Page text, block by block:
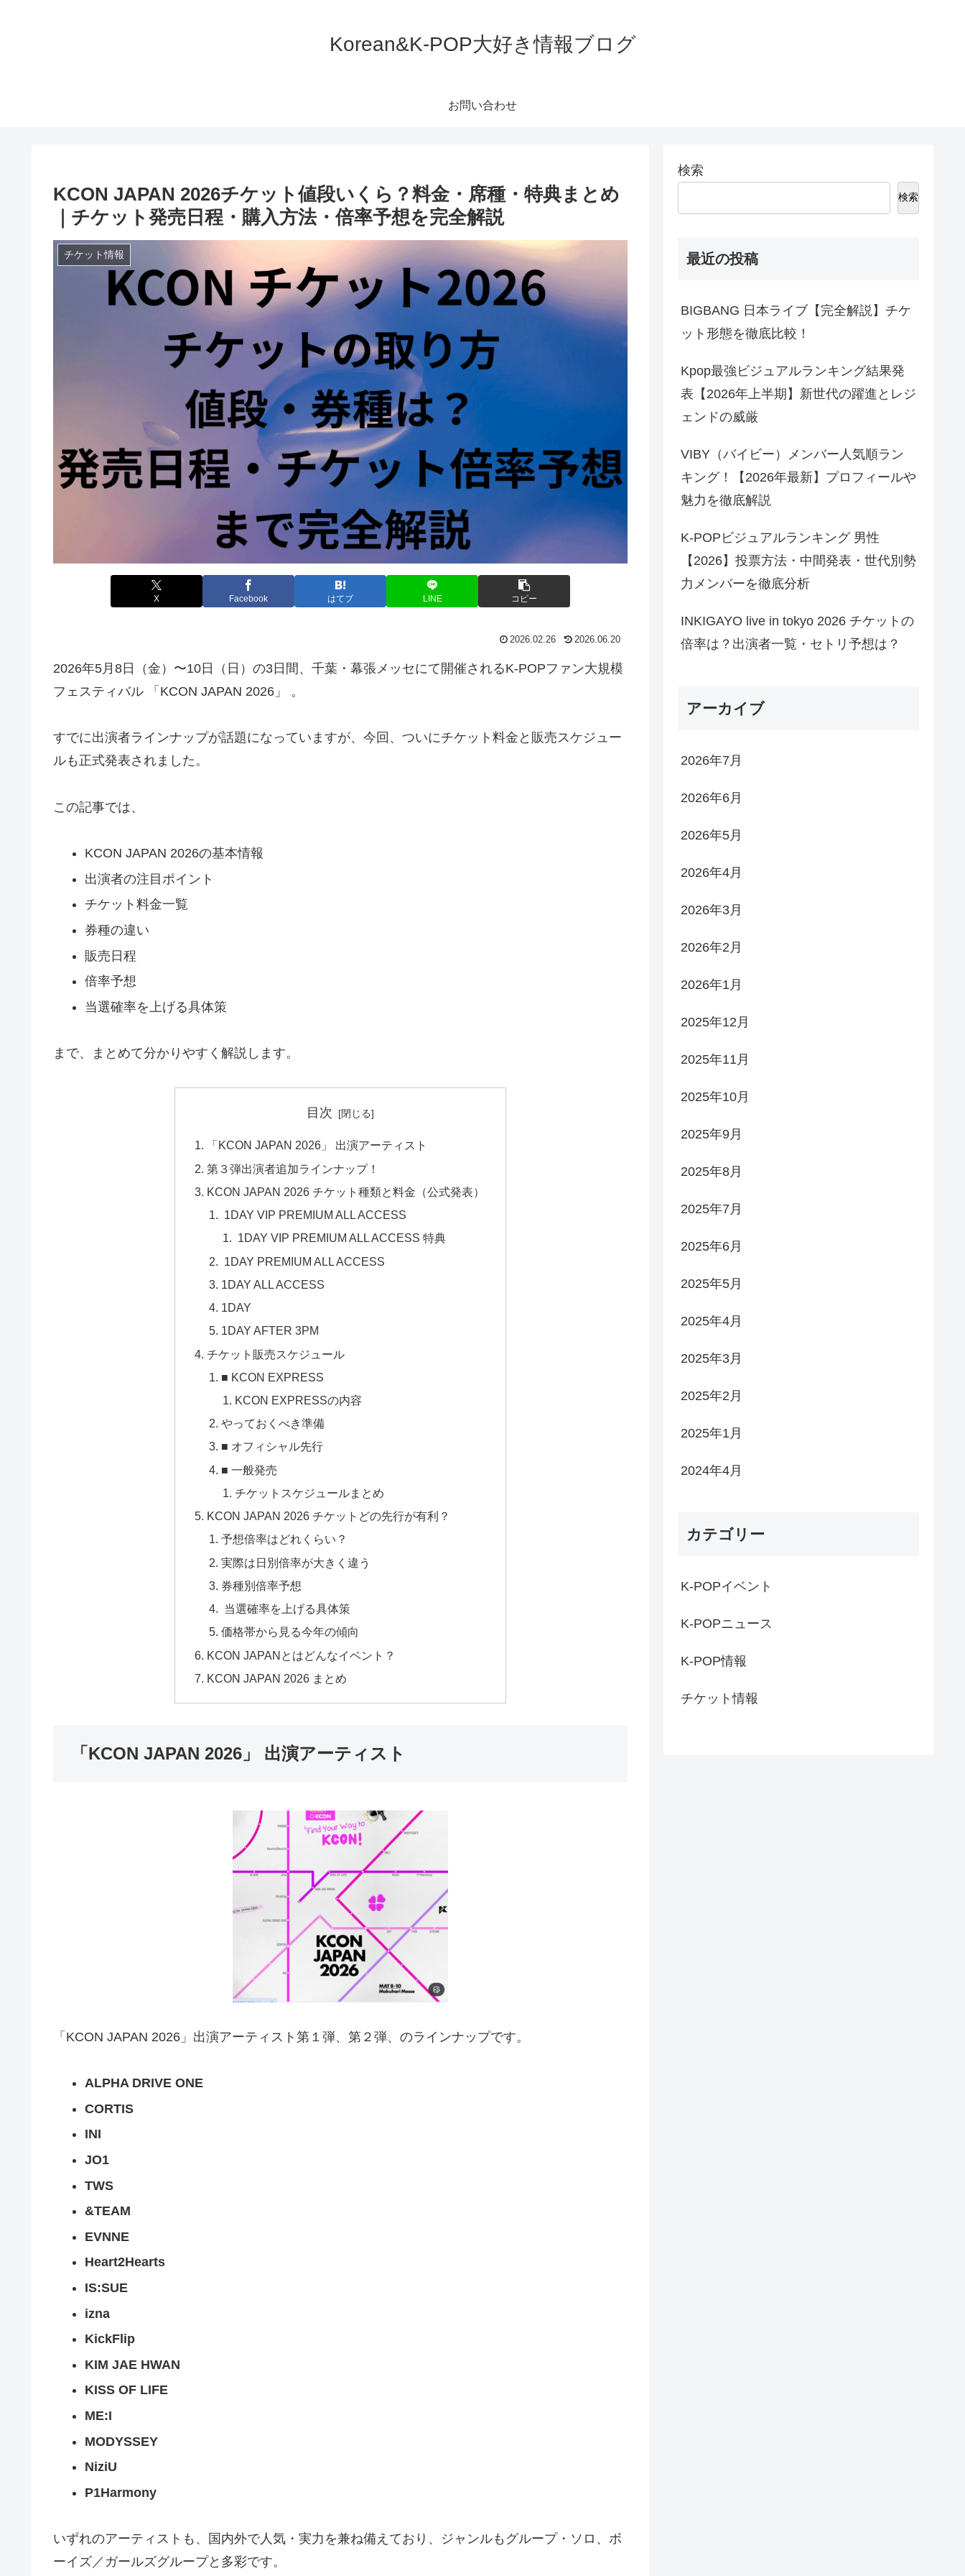
Korean&K-POP大好き情報ブログ
お問い合わせ
KCON JAPAN 2026チケット値段いくら？料金・席種・特典まとめ
｜チケット発売日程・購入方法・倍率予想を完全解説
チケット情報
X Facebook はてブ LINE コピー
2026.02.26 2026.06.20
2026年5月8日（金）〜10日（日）の3日間、千葉・幕張メッセにて開催されるK-POPファン大規模
フェスティバル 「KCON JAPAN 2026」 。
すでに出演者ラインナップが話題になっていますが、今回、ついにチケット料金と販売スケジュー
ルも正式発表されました。
この記事では、
KCON JAPAN 2026の基本情報
出演者の注目ポイント
チケット料金一覧
券種の違い
販売日程
倍率予想
当選確率を上げる具体策
まで、まとめて分かりやすく解説します。
目次
「KCON JAPAN 2026」 出演アーティスト
第３弾出演者追加ラインナップ！
KCON JAPAN 2026 チケット種類と料金（公式発表）
1DAY VIP PREMIUM ALL ACCESS
1DAY VIP PREMIUM ALL ACCESS 特典
1DAY PREMIUM ALL ACCESS
1DAY ALL ACCESS
1DAY
1DAY AFTER 3PM
チケット販売スケジュール
■ KCON EXPRESS
KCON EXPRESSの内容
やっておくべき準備
■ オフィシャル先行
■ 一般発売
チケットスケジュールまとめ
KCON JAPAN 2026 チケットどの先行が有利？
予想倍率はどれくらい？
実際は日別倍率が大きく違う
券種別倍率予想
当選確率を上げる具体策
価格帯から見る今年の傾向
KCON JAPANとはどんなイベント？
KCON JAPAN 2026 まとめ
「KCON JAPAN 2026」 出演アーティスト
「KCON JAPAN 2026」出演アーティスト第１弾、第２弾、のラインナップです。
ALPHA DRIVE ONE
CORTIS
INI
JO1
TWS
&TEAM
EVNNE
Heart2Hearts
IS:SUE
izna
KickFlip
KIM JAE HWAN
KISS OF LIFE
ME:I
MODYSSEY
NiziU
P1Harmony
いずれのアーティストも、国内外で人気・実力を兼ね備えており、ジャンルもグループ・ソロ、ボ
ーイズ／ガールズグループと多彩です。
検索
検索
最近の投稿
BIGBANG 日本ライブ【完全解説】チケ
ット形態を徹底比較！
Kpop最強ビジュアルランキング結果発
表【2026年上半期】新世代の躍進とレジ
ェンドの威厳
VIBY（バイビー）メンバー人気順ラン
キング！【2026年最新】プロフィールや
魅力を徹底解説
K-POPビジュアルランキング 男性
【2026】投票方法・中間発表・世代別勢
力メンバーを徹底分析
INKIGAYO live in tokyo 2026 チケットの
倍率は？出演者一覧・セトリ予想は？
アーカイブ
2026年7月
2026年6月
2026年5月
2026年4月
2026年3月
2026年2月
2026年1月
2025年12月
2025年11月
2025年10月
2025年9月
2025年8月
2025年7月
2025年6月
2025年5月
2025年4月
2025年3月
2025年2月
2025年1月
2024年4月
カテゴリー
K-POPイベント
K-POPニュース
K-POP情報
チケット情報